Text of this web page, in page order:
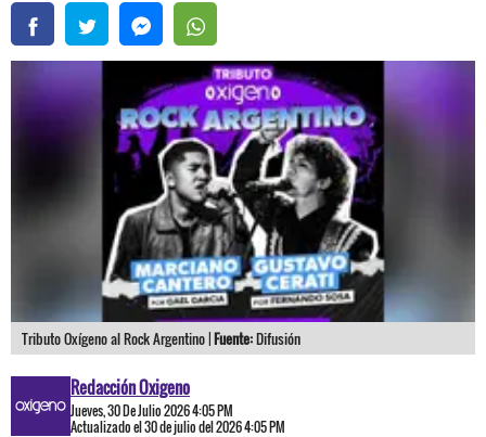
Tributo Oxígeno al Rock Argentino |Fuente:Difusión
Redacción Oxigeno
Jueves, 30 De Julio 2026 4:05 PM
Actualizado el 30 de julio del 2026 4:05 PM